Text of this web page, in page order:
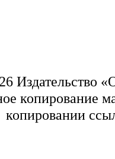
Издательство
копирование
копировании